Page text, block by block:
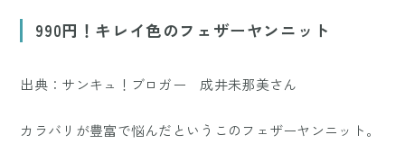
990円！キレイ色のフェザーヤンニット
出典：サンキュ！ブロガー 成井未那美さん
カラバリが豊富で悩んだというこのフェザーヤンニット。